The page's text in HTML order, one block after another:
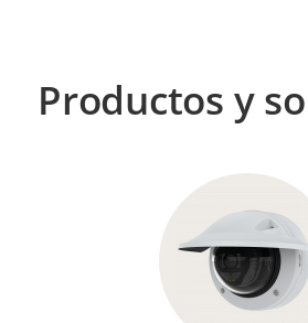
Productos y